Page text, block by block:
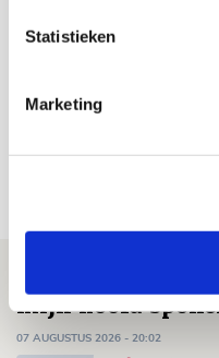
Statistieken
Marketing
Brandt: ‘Ajax en
mijn hoofd
07 AUGUSTUS 2026 - 20:02